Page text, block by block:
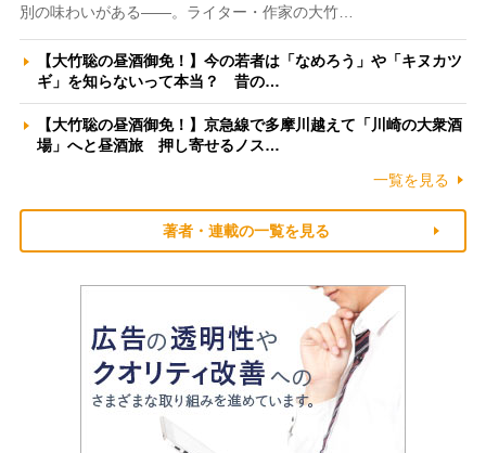
別の味わいがある――。ライター・作家の大竹…
【大竹聡の昼酒御免！】今の若者は「なめろう」や「キヌカツ
ギ」を知らないって本当？ 昔の…
【大竹聡の昼酒御免！】京急線で多摩川越えて「川崎の大衆酒
場」へと昼酒旅 押し寄せるノス…
一覧を見る
著者・連載の一覧を見る